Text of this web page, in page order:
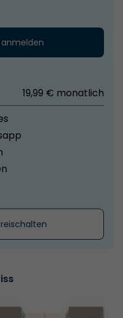
19,99 € monatlich